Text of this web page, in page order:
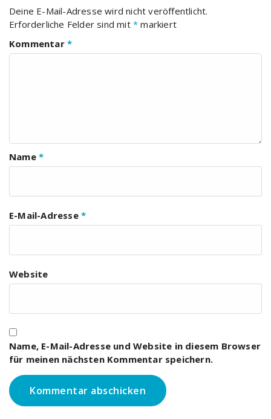
Deine E-Mail-Adresse wird nicht veröffentlicht.
Erforderliche Felder sind mit * markiert
Kommentar *
Name *
E-Mail-Adresse *
Website
Name, E-Mail-Adresse und Website in diesem Browser
für meinen nächsten Kommentar speichern.